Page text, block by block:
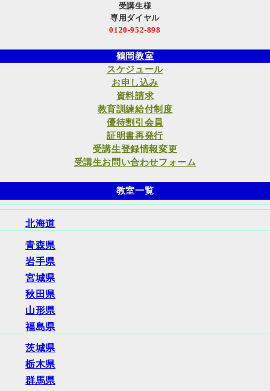
受講生様
専用ダイヤル
0120-952-898
鶴岡教室
スケジュール
お申し込み
資料請求
教育訓練給付制度
優待割引会員
証明書再発行
受講生登録情報変更
受講生お問い合わせフォーム
教室一覧
北海道
青森県
岩手県
宮城県
秋田県
山形県
福島県
茨城県
栃木県
群馬県